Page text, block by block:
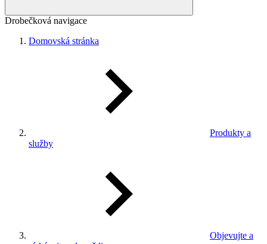
Drobečková navigace
Domovská stránka
Produkty a
služby
Objevujte a